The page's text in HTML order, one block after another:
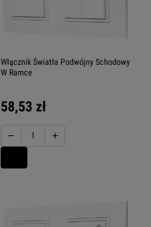
Włącznik Światła Podwójny Schodowy
W Ramce
58,53 zł
− +